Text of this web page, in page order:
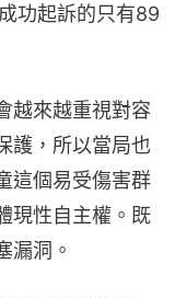
功起訴的只有89
越來越重視對容
護，所以當局也
這個易受傷害群
現性自主權。既
漏洞。